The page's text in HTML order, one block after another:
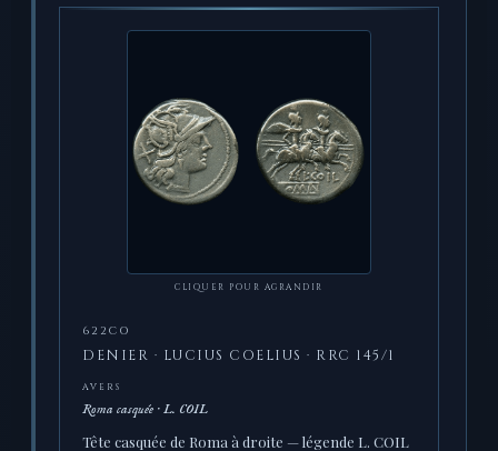
CLIQUER POUR AGRANDIR
622CO
DENIER · LUCIUS COELIUS · RRC 145/1
AVERS
Roma casquée · L. COIL
Tête casquée de Roma à droite — légende L. COIL